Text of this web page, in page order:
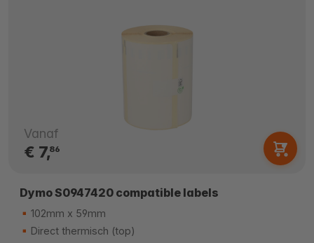
Vanaf
€ 7,86
Dymo S0947420 compatible labels
102mm x 59mm
Direct thermisch (top)